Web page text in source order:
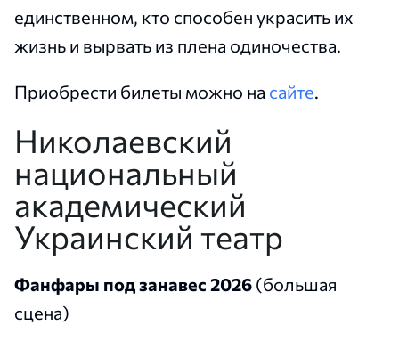
единственном, кто способен украсить их
жизнь и вырвать из плена одиночества.
Приобрести билеты можно на сайте.
Николаевский
национальный
академический
Украинский театр
Фанфары под занавес 2026 (большая
сцена)